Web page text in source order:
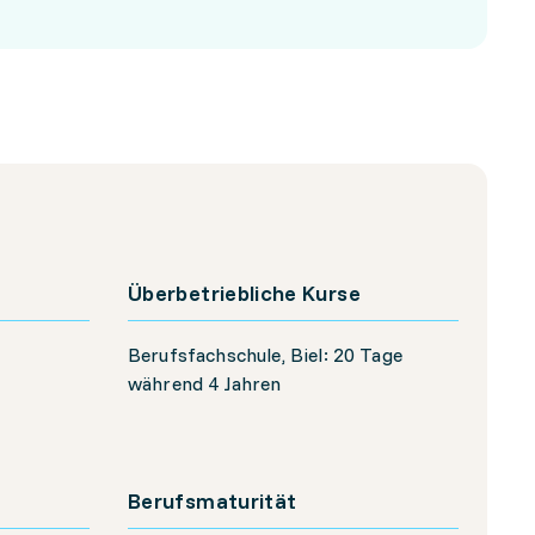
Überbetriebliche Kurse
Berufsfachschule, Biel: 20 Tage
während 4 Jahren
Berufsmaturität